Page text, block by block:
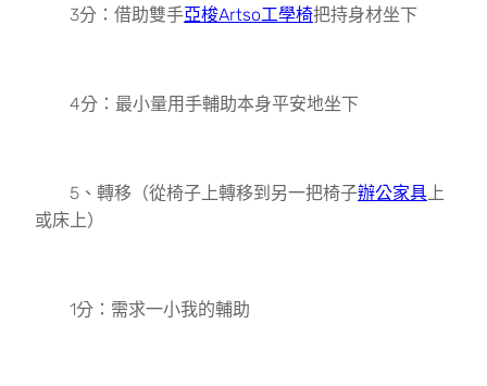
3分：借助雙手亞梭Artso工學椅把持身材坐下
4分：最小量用手輔助本身平安地坐下
5、轉移（從椅子上轉移到另一把椅子辦公家具上
或床上）
1分：需求一小我的輔助